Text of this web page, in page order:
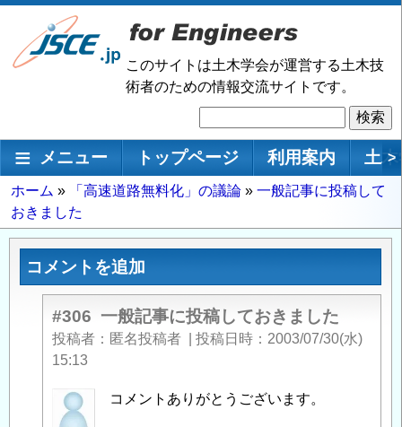
メ
ン
動
このサイトは土木学会が運営する土木技
術者のための情報交流サイトです。
索
メインナビゲーション
メニュー トップページ 利用案内 土 >
パ
ン
く
ホーム 「高速道路無料化」の議論
一般記事に投稿して
おきました
コメントを追加
#306 一般記事に投稿しておきました
投稿者 匿名投稿者 投稿日時
2003/07/30(水)
15:13
匿
名
コメントありがとうございます。